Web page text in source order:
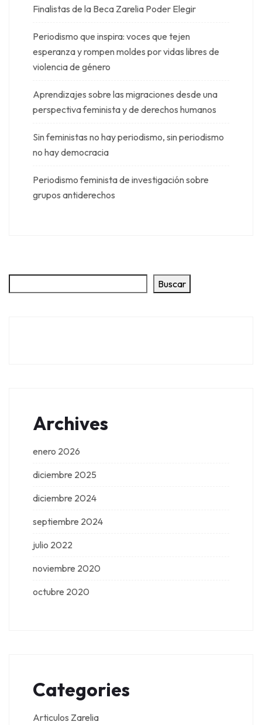
Finalistas de la Beca Zarelia Poder Elegir
Periodismo que inspira: voces que tejen
esperanza y rompen moldes por vidas libres de
violencia de género
Aprendizajes sobre las migraciones desde una
perspectiva feminista y de derechos humanos
Sin feministas no hay periodismo, sin periodismo
no hay democracia
Periodismo feminista de investigación sobre
grupos antiderechos
Buscar
Archives
enero 2026
diciembre 2025
diciembre 2024
septiembre 2024
julio 2022
noviembre 2020
octubre 2020
Categories
Articulos Zarelia